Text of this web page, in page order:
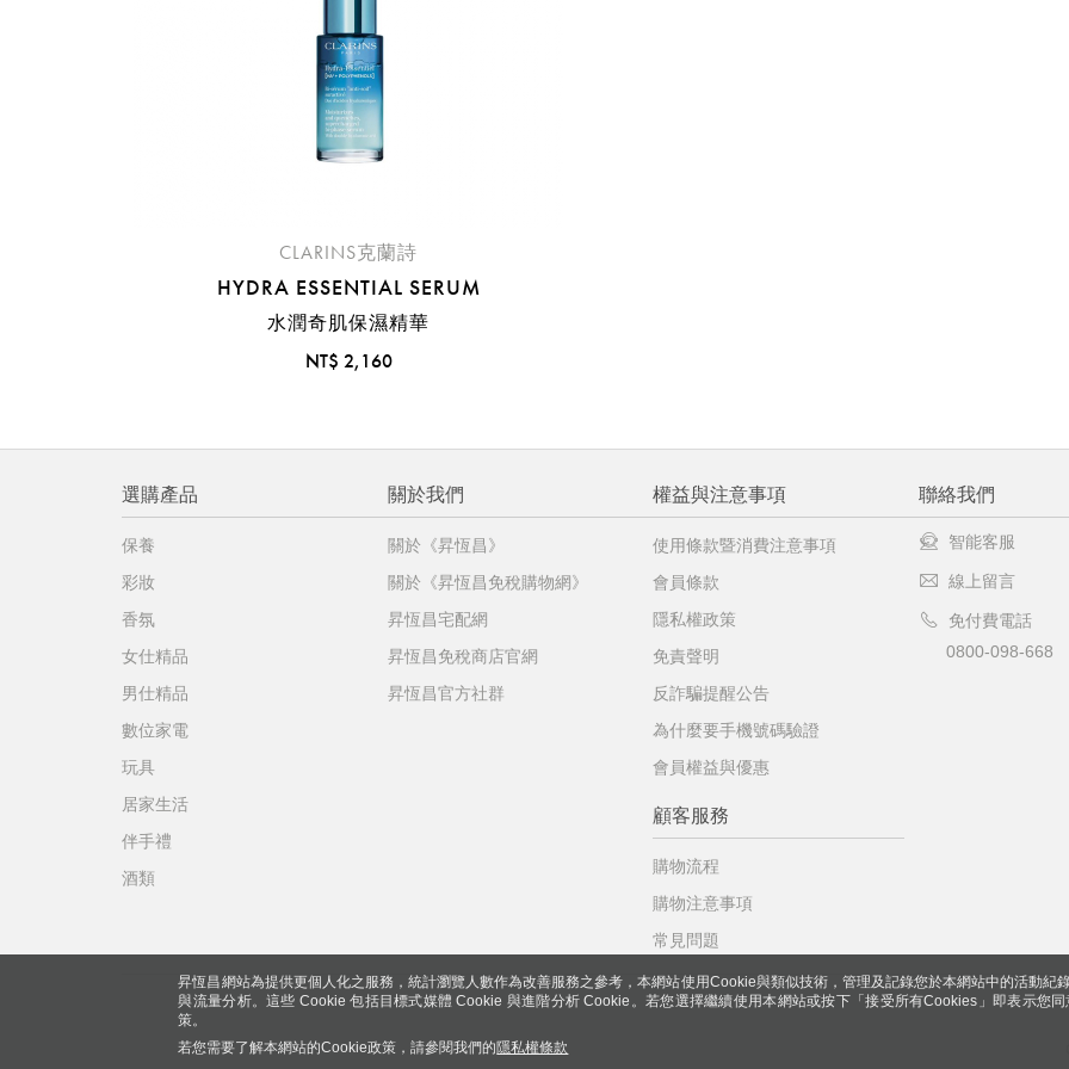
CLARINS克蘭詩
HYDRA ESSENTIAL SERUM
水潤奇肌保濕精華
NT$ 2,160
昇恆昌網站為提供更個人化之服務，統計瀏覽人數作為改善服務之參考，本網站使用Cookie與類似技術，管理及記錄您於本網站中的活動紀
與流量分析。這些 Cookie 包括目標式媒體 Cookie 與進階分析 Cookie。若您選擇繼續使用本網站或按下「接受所有Cookies」即表示您
策。
若您需要了解本網站的Cookie政策，請參閱我們的隱私權條款
選購產品
保養
彩妝
香氛
女仕精品
男仕精品
數位家電
玩具
居家生活
伴手禮
酒類
關於我們
關於《昇恆昌》
關於《昇恆昌免稅購物網》
昇恆昌宅配網
昇恆昌免稅商店官網
昇恆昌官方社群
權益與注意事項
使用條款暨消費注意事項
會員條款
隱私權政策
免責聲明
反詐騙提醒公告
為什麼要手機號碼驗證
會員權益與優惠
顧客服務
購物流程
購物注意事項
常見問題
聯絡我們
智能客服
線上留言
免付費電話
0800-098-668